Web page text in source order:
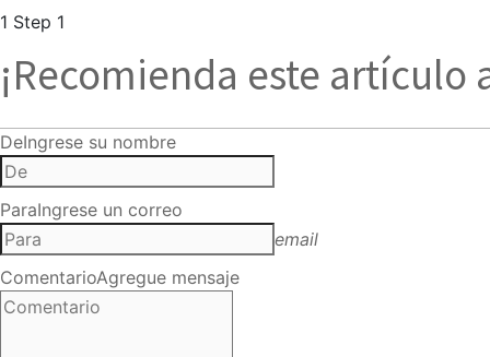
1 Step 1
¡Recomienda este artículo
DeIngrese su nombre
ParaIngrese un correo
email
ComentarioAgregue mensaje